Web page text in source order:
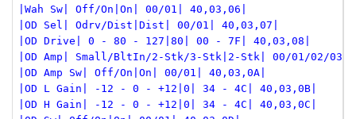
|Wah Sw| Off/On|On| 00/01| 40,03,06|
|OD Sel| Odrv/Dist|Dist| 00/01| 40,03,07|
|OD Drive| 0 - 80 - 127|80| 00 - 7F| 40,03,08|
|OD Amp| Small/BltIn/2-Stk/3-Stk|2-Stk| 00/01/02/03|
|OD Amp Sw| Off/On|On| 00/01| 40,03,0A|
|OD L Gain| -12 - 0 - +12|0| 34 - 4C| 40,03,0B|
|OD H Gain| -12 - 0 - +12|0| 34 - 4C| 40,03,0C|